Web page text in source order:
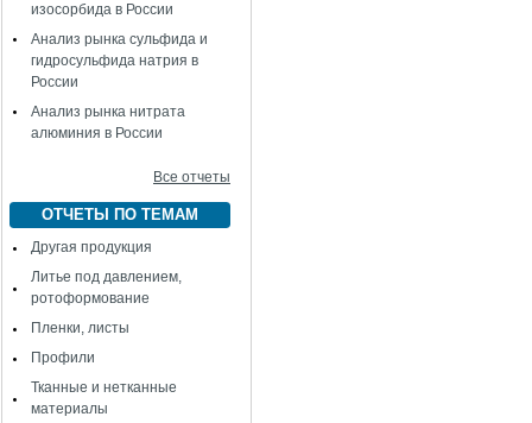
изосорбида в России
Анализ рынка сульфида и
гидросульфида натрия в
России
Анализ рынка нитрата
алюминия в России
Все отчеты
ОТЧЕТЫ ПО ТЕМАМ
Другая продукция
Литье под давлением,
ротоформование
Пленки, листы
Профили
Тканные и нетканные
материалы